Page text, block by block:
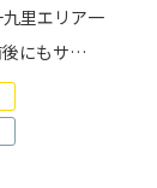
里エリア一
後にもサ…